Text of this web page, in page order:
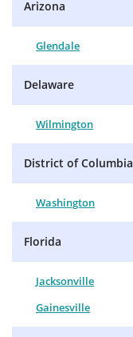
Arizona
Glendale
Delaware
Wilmington
District of Columbia
Washington
Florida
Jacksonville
Gainesville